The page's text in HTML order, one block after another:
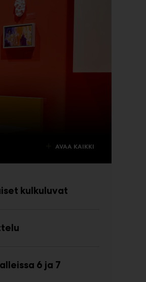
AVAA KAIKKI
kulkuluvat
6 ja 7